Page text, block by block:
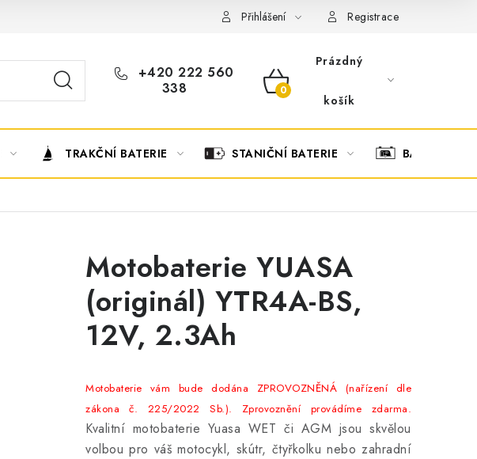
OBCHODNÍ PODMÍNKY OCHRANA OSOBNÍCH ÚDAJŮ
Přihlášení Registrace
+420 222 560
338
NÁKUPNÍ
Prázdný
košík
TRAKČNÍ BATERIE STANIČNÍ BATERIE BATERIOVÉ
Motobaterie YUASA
(originál) YTR4A-BS,
12V, 2.3Ah
Motobaterie vám bude dodána ZPROVOZNĚNÁ (nařízení dle
zákona č. 225/2022 Sb.). Zprovoznění provádíme zdarma.
Kvalitní motobaterie Yuasa WET či AGM jsou skvělou
volbou pro váš motocykl, skútr, čtyřkolku nebo zahradní